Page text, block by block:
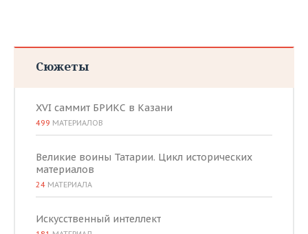
Сюжеты
XVI саммит БРИКС в Казани
499 МАТЕРИАЛОВ
Великие воины Татарии. Цикл исторических
материалов
24 МАТЕРИАЛА
Искусственный интеллект